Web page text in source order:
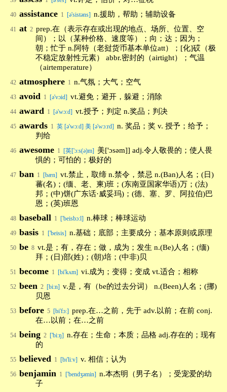
40 assistance 1 [ə'sistəns] n.援助，帮助；辅助设备
41 at 2 prep.在（表示存在或出现的地点、场所、位置、空
间）；以（某种价格、速度等）；向；达；因为；
朝；忙于 n.阿特（老挝货币基本单位att）；[化]砹（极
不稳定放射性元素） abbr.密封的（airtight）；气温
（airtemperature）
42 atmosphere 1 n.气氛；大气；空气
43 avoid 1 [ə'vɔid] vt.避免；避开，躲避；消除
44 award 1 [ə'wɔ:d] vt.授予；判定 n.奖品；判决
45 awards 1 英 [ə'wɔːd] 美 [ə'wɔːrd] n. 奖品；奖 v. 授予；给予；
判给
46 awesome 1 [英['ɔːs(ə)m] 美['ɔsəm]] adj.令人敬畏的；使人畏
惧的；可怕的；极好的
47 ban 1 [bæn] vt.禁止，取缔 n.禁令，禁忌 n.(Ban)人名；(日)
蕃(名)；(缅、老、柬)班；(东南亚国家华语)万；(法)
邦；(中)饼(广东话·威妥玛)；(德、塞、罗、阿拉伯)巴
恩；(英)班恩
48 baseball 1 ['beisbɔ:l] n.棒球；棒球运动
49 basis 1 ['beisis] n.基础；底部；主要成分；基本原则或原理
50 be 8 vt.是；有，存在；做，成为；发生 n.(Be)人名；(缅)
拜；(日)部(姓)；(朝)培；(中非)贝
51 become 1 [bi'kʌm] vi.成为；变得；变成 vt.适合；相称
52 been 2 [bi:n] v.是，有（be的过去分词） n.(Been)人名；(挪)
贝恩
53 before 5 [bi'fɔ:] prep.在…之前，先于 adv.以前；在前 conj.
在…以前；在…之前
54 being 2 ['bi:ŋ] n.存在；生命；本质；品格 adj.存在的；现有
的
55 believed 1 [bɪ'liːv] v. 相信；认为
56 benjamin 1 ['bendʒəmin] n.本杰明（男子名）；受宠爱的幼
子